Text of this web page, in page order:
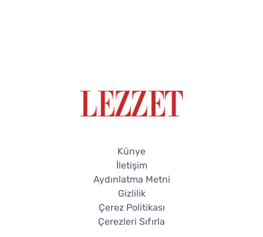
Künye
İletişim
Aydınlatma Metni
Gizlilik
Çerez Politikası
Çerezleri Sıfırla